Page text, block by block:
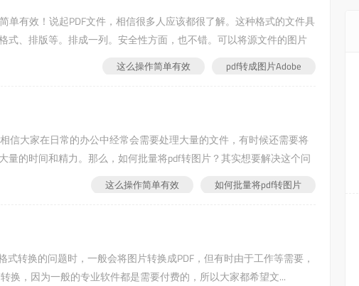
单有效！说起PDF文件，相信很多人应该都很了解。这种格式的文件具
、排版等。排成一列。安全性方面，也不错。可以将源文件的图片
pdf转成图片Adobe
这么操作简单有效
信大家在日常的办公中经常会需要处理大量的文件，有时候还需要将
的时间和精力。那么，如何批量将pdf转图片？其实想要解决这个问
如何批量将pdf转图片
这么操作简单有效
转换的问题时，一般会将图片转换成PDF，但有时由于工作等需要，
换，因为一般的专业软件都是需要付费的，所以大家都希望文...